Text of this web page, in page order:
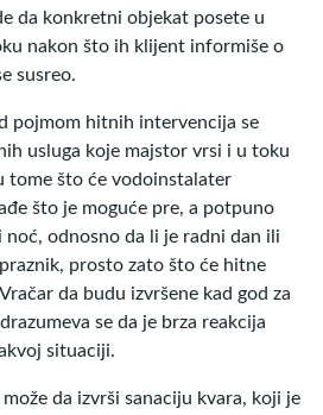
da konkretni objekat posete u
nakon što ih klijent informiše o
susreo.
pojmom hitnih intervencija se
usluga koje majstor vrsi i u toku
tome što će vodoinstalater
što je moguće pre, a potpuno
noć, odnosno da li je radni dan ili
prosto zato što će hitne
da budu izvršene kad god za
se da je brza reakcija
situaciji.
da izvrši sanaciju kvara, koji je